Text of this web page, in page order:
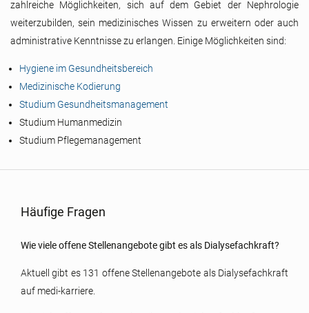
zahlreiche Möglichkeiten, sich auf dem Gebiet der Nephrologie
weiterzubilden, sein medizinisches Wissen zu erweitern oder auch
administrative Kenntnisse zu erlangen. Einige Möglichkeiten sind:
Hygiene im Gesundheitsbereich
Medizinische Kodierung
Studium Gesundheitsmanagement
Studium Humanmedizin
Studium Pflegemanagement
Häufige Fragen
Wie viele offene Stellenangebote gibt es als Dialysefachkraft?
Aktuell gibt es 131 offene Stellenangebote als Dialysefachkraft
auf medi-karriere.